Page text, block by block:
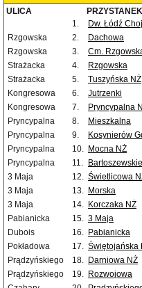
ULICA PRZYSTANEK
1.
Dw. Łódź
Rzgowska
2. Dachowa
Rzgowska
3. Cm.
Strażacka
4. Rzgowska
Strażacka
5. Tuszyńska NŻ
Kongresowa
6.
Jutrzenki
Kongresowa
7.
Pryncypalna
Pryncypalna
8.
Mieszkalna
Pryncypalna
9.
Kosynierów
Pryncypalna
10. Mocna NŻ
Pryncypalna
11.
3 Maja
12. Świetlicowa
3 Maja
13. Morska
3 Maja
14. Korczaka NŻ
Pabianicka
15. 3 Maja
Dubois
16. Pabianicka
Pokładowa
17. Świętojańska
Prądzyńskiego
18. Darniowa NŻ
Prądzyńskiego
19. Rozwojowa